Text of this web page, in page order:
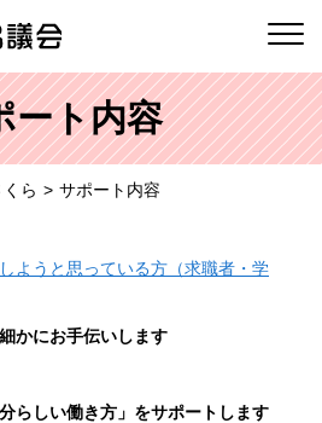
ート内容
ら サポート内容
ようと思っている方（求職者・学
かにお手伝いします
らしい働き方」をサポートします